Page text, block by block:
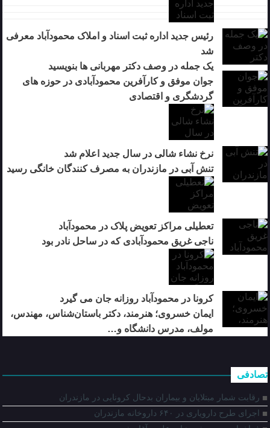
رئیس جدید اداره ثبت اسناد و املاک محمودآباد معرفی
شد
یک جمله در وصف دکتر مهربانی ها بنویسید
جوان موفق و کارآفرین محمودآبادی در حوزه های
گردشگری و اقتصادی
نرخ نشاء شالی در سال جدید اعلام شد
تنش آبی در مازندران به مصرف كنندگان خانگی رسيد
تعطیلی مراکز تعویض پلاک در محمودآباد
ناجی غریق محمودآبادی که در ساحل نادر بود
کرونا در محمودآباد روزانه جان می گیرد
ایمان خسروی؛ هنرمند، دکتر باستان‌شناس، مهندس،
مولف، مدرس دانشگاه و…
تصادفی
رقابت شمار مبتلایان و بیماران بدحال کرونایی در مازندران
اجرای طرح دارویاری در ۶۴۰ داروخانه مازندران